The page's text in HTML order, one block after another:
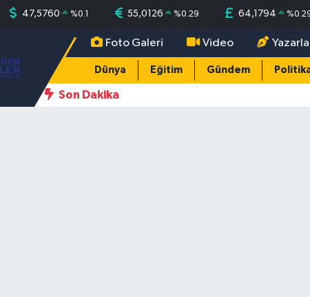
47,5760 %0.1 55,0126 %0.29 64,1794 %
Foto Galeri Video
Dünya Eğitim Gündem
Son Dakika